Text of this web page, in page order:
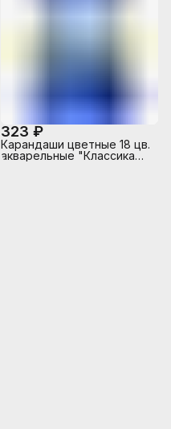
323 ₽
Карандаши цветные 18 цв.
акварельные "Классика